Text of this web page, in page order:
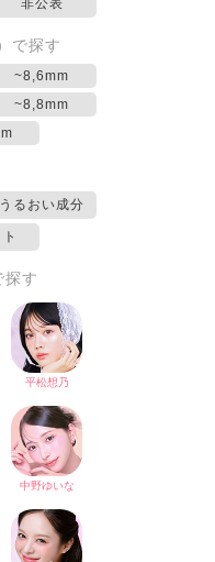
非公表
で探す
~8,6mm
~8,8mm
うるおい成分
探す